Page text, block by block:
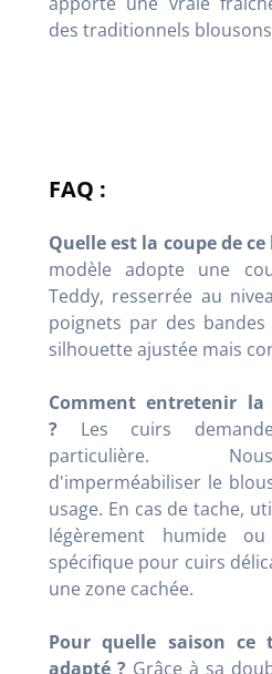
des traditionnels
FAQ :
Quelle est la coupe de
modèle adopte une
Teddy, resserrée au
poignets par des
silhouette ajustée mais
Comment entretenir
? Les cuirs
particulière.
d'imperméabiliser le
usage. En cas de tache,
légèrement humide
spécifique pour cuirs
une zone cachée.
Pour quelle saison ce
adapté ? Grâce à sa